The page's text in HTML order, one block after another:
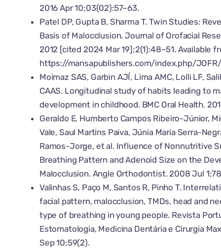
2016 Apr 10;03(02):57–63.
Patel DP, Gupta B, Sharma T. Twin Studies:
Basis of Malocclusion. Journal of Orofacial
2012 [cited 2024 Mar 19];2(1):48–51. Available
https://mansapublishers.com/index.php/
Moimaz SAS, Garbin AJÍ, Lima AMC, Lolli LF,
CAAS. Longitudinal study of habits leading to
development in childhood. BMC Oral Health.
Geraldo E, Humberto Campos Ribeiro-Júnior,
Vale, Saul Martins Paiva, Júnia Maria Serra-
Ramos-Jorge, et al. Influence of Nonnutritive
Breathing Pattern and Adenoid Size on the
Malocclusion. Angle Orthodontist. 2008 Jul
Valinhas S, Paço M, Santos R, Pinho T.
facial pattern, malocclusion, TMDs, head and
type of breathing in young people. Revista
Estomatologia, Medicina Dentária e Cirurgia
Sep 10;59(2).